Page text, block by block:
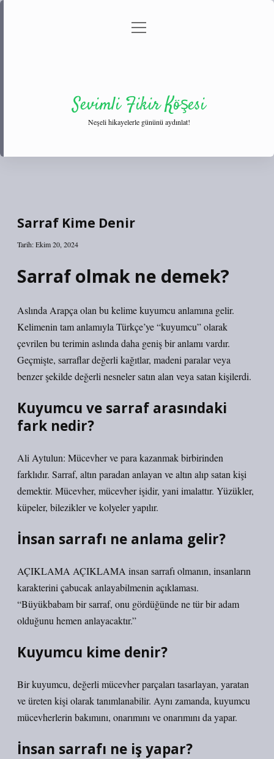
Gizlilik Politikası
menüyü
Sevimli Fikir Köşesi
Neşeli hikayelerle gününü aydınlat!
Sarraf Kime Denir
Tarih: Ekim 20, 2024
Sarraf olmak ne demek?
Aslında Arapça olan bu kelime kuyumcu anlamına gelir.
Kelimenin tam anlamıyla Türkçe’ye “kuyumcu” olarak
çevrilen bu terimin aslında daha geniş bir anlamı vardır.
Geçmişte, sarraflar değerli kağıtlar, madeni paralar veya
benzer şekilde değerli nesneler satın alan veya satan kişilerdi.
Kuyumcu ve sarraf arasındaki
fark nedir?
Ali Aytulun: Mücevher ve para kazanmak birbirinden
farklıdır. Sarraf, altın paradan anlayan ve altın alıp satan kişi
demektir. Mücevher, mücevher işidir, yani imalattır. Yüzükler,
küpeler, bilezikler ve kolyeler yapılır.
İnsan sarrafı ne anlama gelir?
AÇIKLAMA AÇIKLAMA insan sarrafı olmanın, insanların
karakterini çabucak anlayabilmenin açıklaması.
“Büyükbabam bir sarraf, onu gördüğünde ne tür bir adam
olduğunu hemen anlayacaktır.”
Kuyumcu kime denir?
Bir kuyumcu, değerli mücevher parçaları tasarlayan, yaratan
ve üreten kişi olarak tanımlanabilir. Aynı zamanda, kuyumcu
mücevherlerin bakımını, onarımını ve onarımını da yapar.
İnsan sarrafı ne iş yapar?